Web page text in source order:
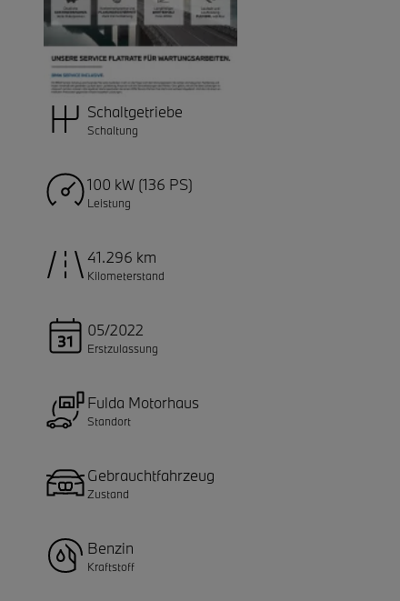
Schaltgetriebe
Schaltung
100 kW (136 PS)
Leistung
41.296 km
Kilometerstand
05/2022
Erstzulassung
Fulda Motorhaus
Standort
Gebrauchtfahrzeug
Zustand
Benzin
Kraftstoff